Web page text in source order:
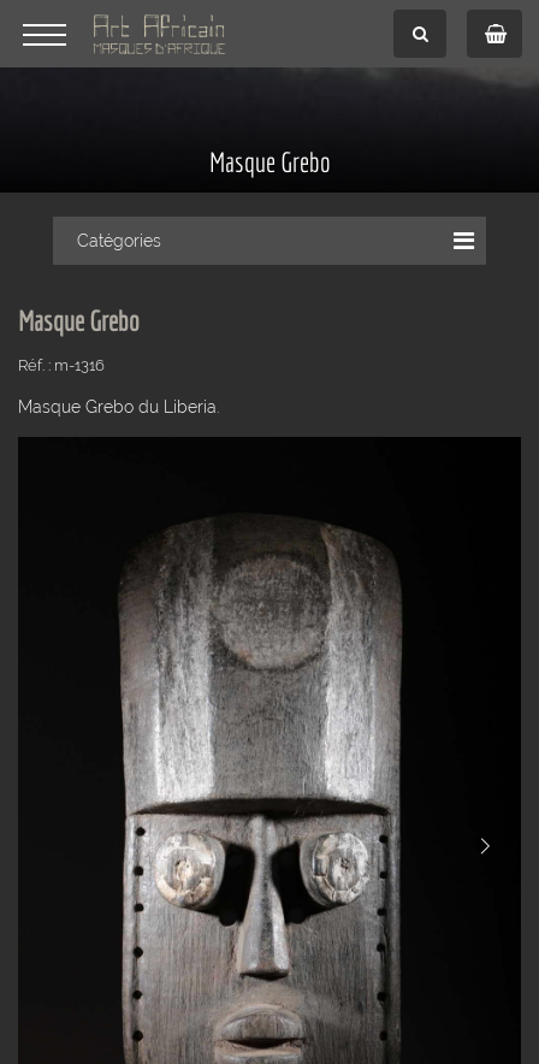
Masque Grebo
Catégories
Masque Grebo
Réf. : m-1316
Masque Grebo du Liberia.